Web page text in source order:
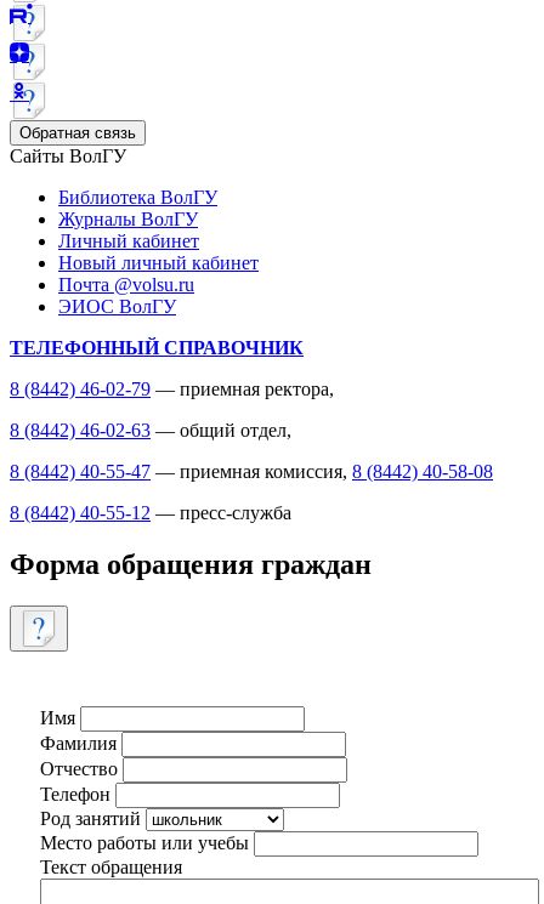
Обратная связь
Сайты ВолГУ
Библиотека ВолГУ
Журналы ВолГУ
Личный кабинет
Новый личный кабинет
Почта @volsu.ru
ЭИОС ВолГУ
ТЕЛЕФОННЫЙ СПРАВОЧНИК
8 (8442) 46-02-79 — приемная ректора,
8 (8442) 46-02-63 — общий отдел,
8 (8442) 40-55-47 — приемная комиссия, 8 (8442) 40-58-08
8 (8442) 40-55-12 — пресс-служба
Форма обращения граждан
Имя
Фамилия
Отчество
Телефон
Род занятий
Место работы или учебы
Текст обращения